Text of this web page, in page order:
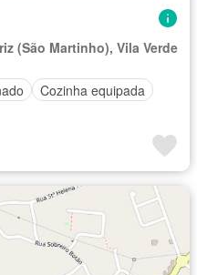
(São Martinho), Vila Verde
Cozinha equipada